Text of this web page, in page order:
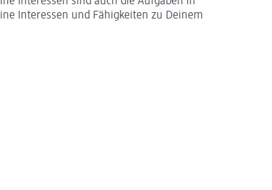
Interessen und Fähigkeiten zu Deinem